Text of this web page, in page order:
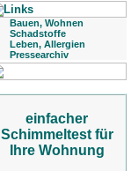
Bauen, Wohnen
Schadstoffe
Leben, Allergien
Pressearchiv
einfacher
Schimmeltest für
Ihre Wohnung